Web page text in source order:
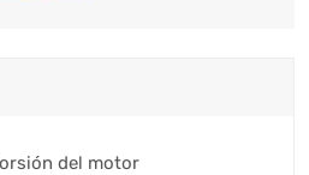
del motor